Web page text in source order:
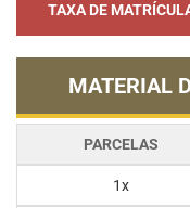
TAXA DE
MATERIAL
PARCELAS
1x